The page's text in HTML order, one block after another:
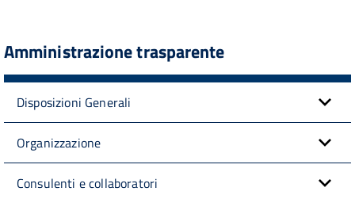
Amministrazione trasparente
Disposizioni Generali
Organizzazione
Consulenti e collaboratori